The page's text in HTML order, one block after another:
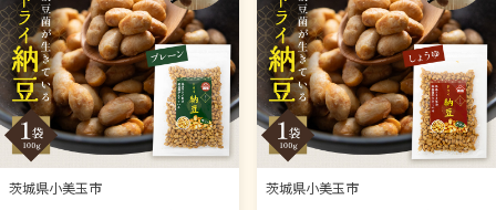
茨城県小美玉市 茨城県小美玉市